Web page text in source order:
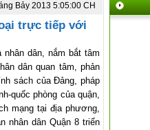
Bảy 2013 5:05:00 CH
trực tiếp với
dân, nắm bắt tâm
dân quan tâm, phản
sách của Đảng, pháp
quốc phòng của quận,
mạng tại địa phương,
nhân dân Quận 8 triển